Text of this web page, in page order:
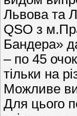
Львова та
QSO з
Бандера»
– по 45
тільки на
Можливе
Для цього